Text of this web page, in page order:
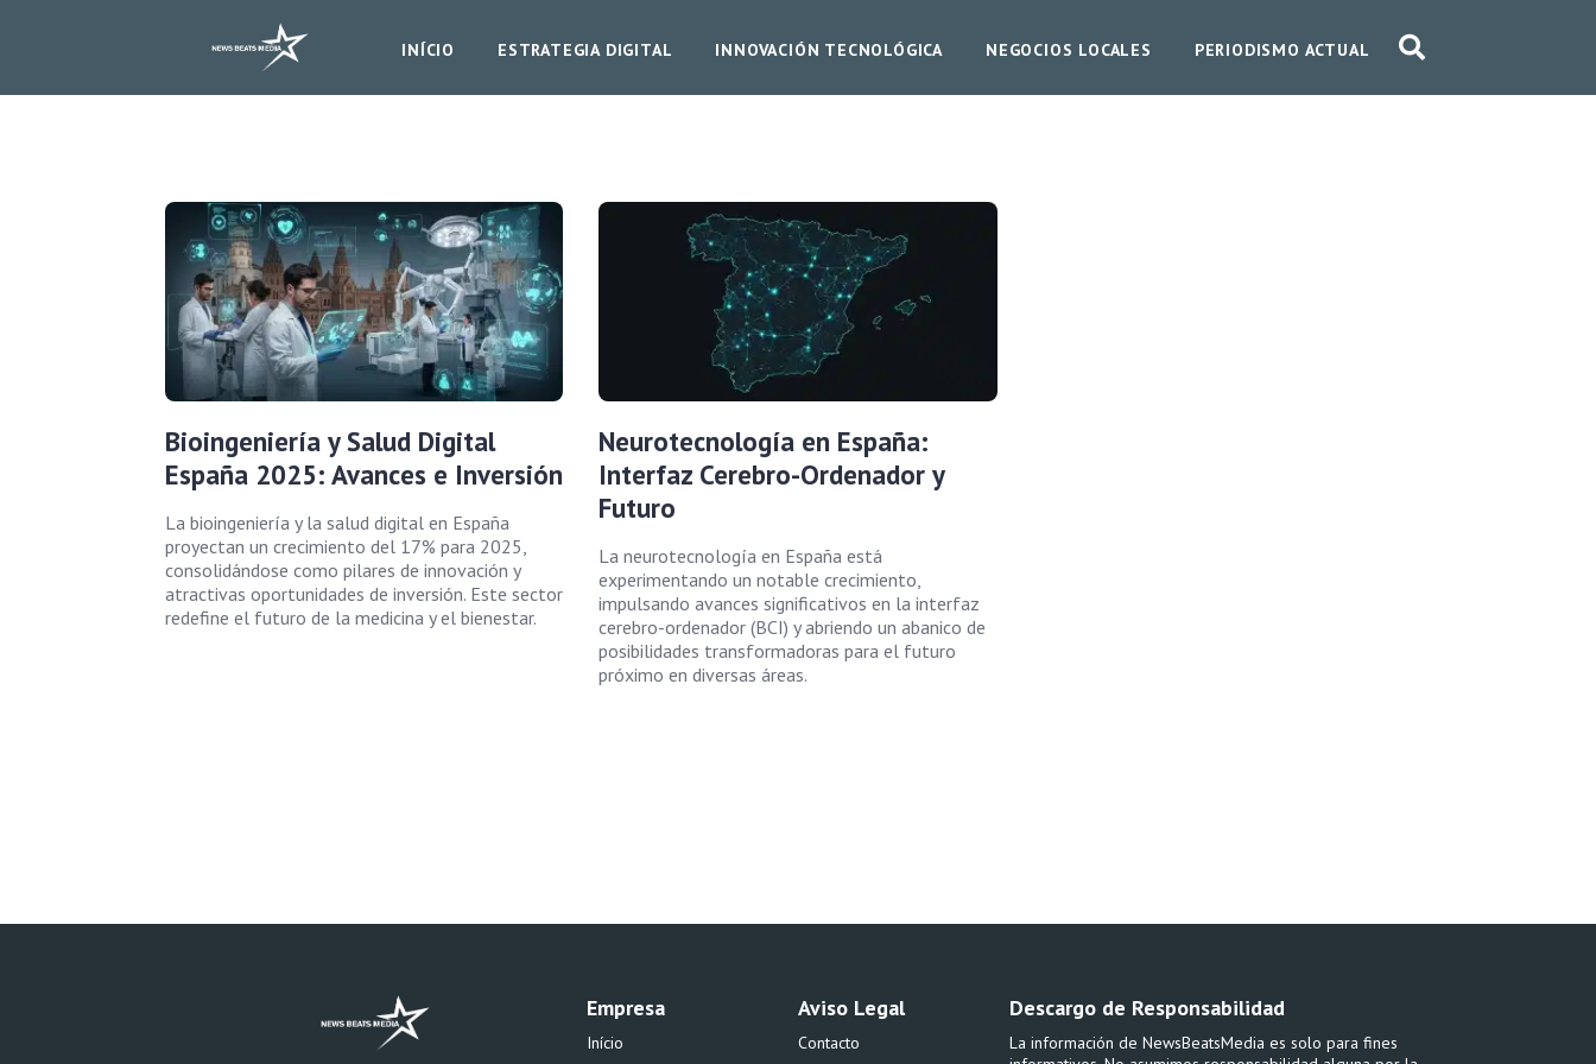
INÍCIO ESTRATEGIA DIGITAL INNOVACIÓN TECNOLÓGICA NEGOCIOS LOCALES PERIODISMO ACTUAL
Bioingeniería y Salud Digital
España 2025: Avances e Inversión
La bioingeniería y la salud digital en España
proyectan un crecimiento del 17% para 2025,
consolidándose como pilares de innovación y
atractivas oportunidades de inversión. Este sector
redefine el futuro de la medicina y el bienestar.
Neurotecnología en España:
Interfaz Cerebro-Ordenador y
Futuro
La neurotecnología en España está
experimentando un notable crecimiento,
impulsando avances significativos en la interfaz
cerebro-ordenador (BCI) y abriendo un abanico de
posibilidades transformadoras para el futuro
próximo en diversas áreas.
Empresa
Início
Aviso Legal
Contacto
Descargo de Responsabilidad
La información de NewsBeatsMedia es solo para fines